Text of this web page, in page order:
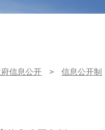
信息公开 > 信息公开制